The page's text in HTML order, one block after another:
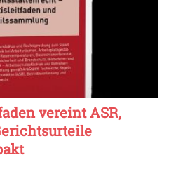
vereint ASR,